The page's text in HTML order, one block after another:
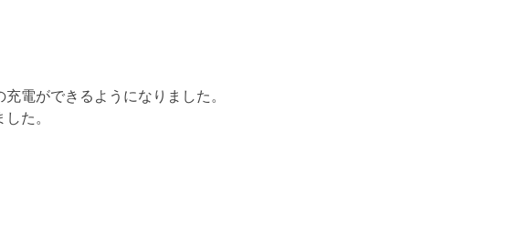
電ができるようになりました。
た。